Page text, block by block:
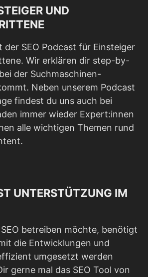
UND
der SEO Podcast für Einsteiger
Wir erklären dir step-by-
der Suchmaschinen-
Neben unserem Podcast
findest du uns auch bei
immer wieder Expert:innen
alle wichtigen Themen rund
UNTERSTÜTZUNG IM
betreiben möchte, benötigt
die Entwicklungen und
umgesetzt werden
gerne mal das SEO Tool von